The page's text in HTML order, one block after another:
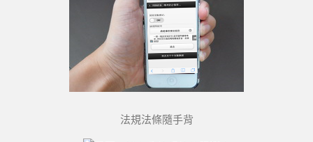
法規法條隨手背